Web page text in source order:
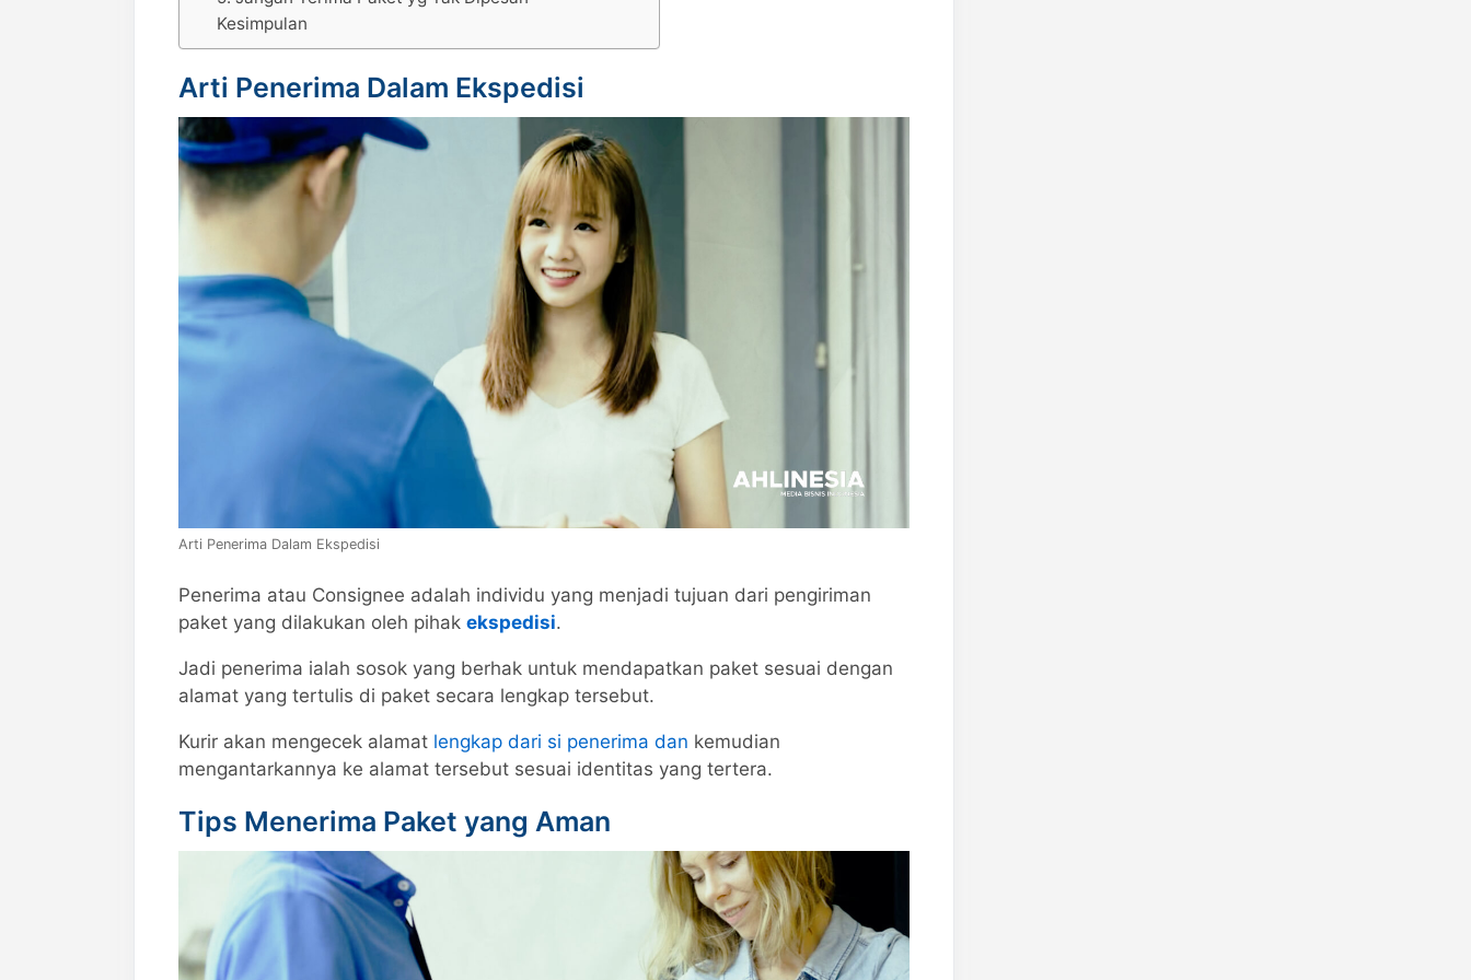
Kesimpulan
Arti Penerima Dalam Ekspedisi
Arti Penerima Dalam Ekspedisi
Penerima atau Consignee adalah individu yang menjadi tujuan dari pengiriman
paket yang dilakukan oleh pihak ekspedisi.
Jadi penerima ialah sosok yang berhak untuk mendapatkan paket sesuai dengan
alamat yang tertulis di paket secara lengkap tersebut.
Kurir akan mengecek alamat lengkap dari si penerima dan kemudian
mengantarkannya ke alamat tersebut sesuai identitas yang tertera.
Tips Menerima Paket yang Aman